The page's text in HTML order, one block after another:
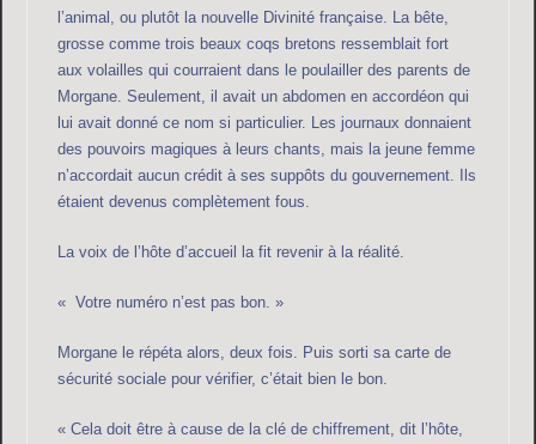
l’animal, ou plutôt la nouvelle Divinité française. La bête,
grosse comme trois beaux coqs bretons ressemblait fort
aux volailles qui courraient dans le poulailler des parents de
Morgane. Seulement, il avait un abdomen en accordéon qui
lui avait donné ce nom si particulier. Les journaux donnaient
des pouvoirs magiques à leurs chants, mais la jeune femme
n’accordait aucun crédit à ses suppôts du gouvernement. Ils
étaient devenus complètement fous.
La voix de l’hôte d’accueil la fit revenir à la réalité.
« Votre numéro n’est pas bon. »
Morgane le répéta alors, deux fois. Puis sorti sa carte de
sécurité sociale pour vérifier, c’était bien le bon.
« Cela doit être à cause de la clé de chiffrement, dit l’hôte,